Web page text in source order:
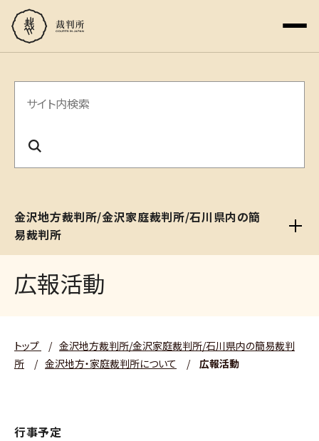
サ
内
索
金沢地方裁判所/金沢家庭裁判所/石川県内の簡
易裁判所
広報活動
トップ / 金沢地方裁判所/金沢家庭裁判所/石川県内の簡易裁判
所
/ 金沢地方・家庭裁判所について / 広報活動
行事予定